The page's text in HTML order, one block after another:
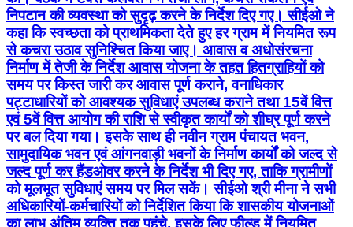
निपटान की व्यवस्था को सुदृढ़ करने के निर्देश दिए गए। सीईओ ने
कहा कि स्वच्छता को प्राथमिकता देते हुए हर ग्राम में नियमित रूप
से कचरा उठाव सुनिश्चित किया जाए। आवास व अधोसंरचना
निर्माण में तेजी के निर्देश आवास योजना के तहत हितग्राहियों को
समय पर किस्त जारी कर आवास पूर्ण कराने, वनाधिकार
पट्टाधारियों को आवश्यक सुविधाएं उपलब्ध कराने तथा 15वें वित्त
एवं 5वें वित्त आयोग की राशि से स्वीकृत कार्यों को शीघ्र पूर्ण करने
पर बल दिया गया। इसके साथ ही नवीन ग्राम पंचायत भवन,
सामुदायिक भवन एवं आंगनवाड़ी भवनों के निर्माण कार्यों को जल्द से
जल्द पूर्ण कर हैंडओवर करने के निर्देश भी दिए गए, ताकि ग्रामीणों
को मूलभूत सुविधाएं समय पर मिल सकें। सीईओ श्री मीना ने सभी
अधिकारियों-कर्मचारियों को निर्देशित किया कि शासकीय योजनाओं
का लाभ अंतिम व्यक्ति तक पहुंचे, इसके लिए फील्ड में नियमित